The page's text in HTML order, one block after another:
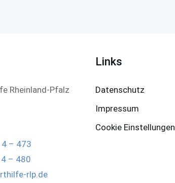
Rheinland-Pfalz
– 473
– 480
rlp.de
Links
Datenschutz
Impressum
Cookie Einstellungen